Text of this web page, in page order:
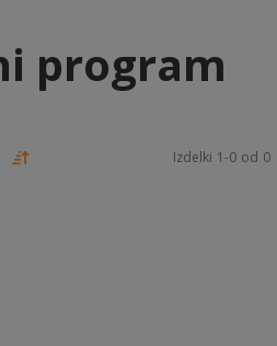
program
Izdelki 1-0 od 0